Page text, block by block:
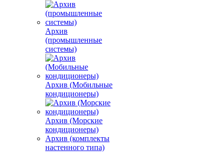
Архив
(промышленные
системы)
Архив (Мобильные
кондиционеры)
Архив (Морские
кондиционеры)
Архив (комплекты
настенного типа)